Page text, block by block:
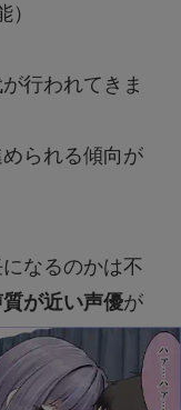
行われてきま
られる傾向が
なるのかは不
が近い声優が